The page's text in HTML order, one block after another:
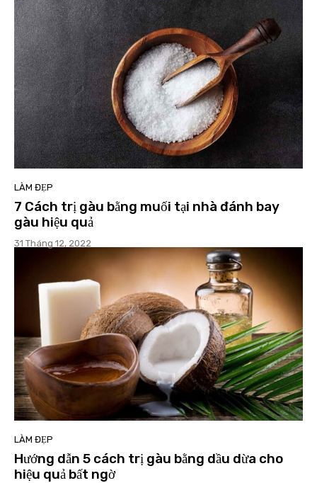
LÀM ĐẸP
7 Cách trị gàu bằng muối tại nhà đánh bay
gàu hiệu quả
31 Tháng 12, 2022
LÀM ĐẸP
Hướng dẫn 5 cách trị gàu bằng dầu dừa cho
hiệu quả bất ngờ